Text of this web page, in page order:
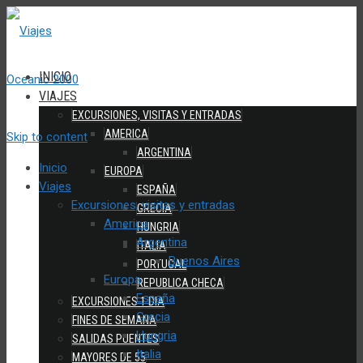
INICIO
VIAJES
EXCURSIONES, VISITAS Y ENTRADAS
AMERICA
ARGENTINA
EUROPA
ESPAÑA
GRECIA
HUNGRIA
ITALIA
PORTUGAL
REPUBLICA CHECA
EXCURSIONES 1 DIA
FINES DE SEMANA
SALIDAS PUENTES
MAYORES DE 55
Skip to content
Inicio
Viajes
Excursiones, visitas y entradas
America
Argentina
Buenos Aires
Europa
España
Grecia
Hungria
Italia